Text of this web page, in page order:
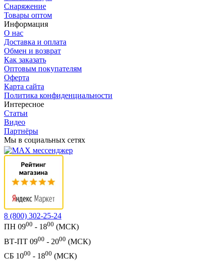
Снаряжение
Товары оптом
Информация
О нас
Доставка и оплата
Обмен и возврат
Как заказать
Оптовым покупателям
Оферта
Карта сайта
Политика конфиденциальности
Интересное
Статьи
Видео
Партнёры
Мы в социальных сетях
8 (800) 302-25-24
ПН 0900 - 1800 (МСК)
ВТ-ПТ 0900 - 2000 (МСК)
СБ 1000 - 1800 (МСК)